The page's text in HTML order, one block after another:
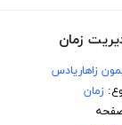
زمان
زاهاریادس
زمان